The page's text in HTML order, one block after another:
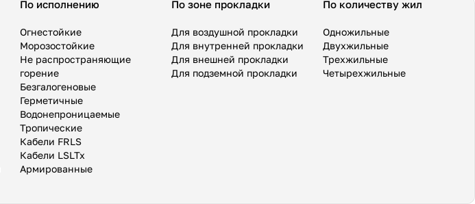
По исполнению
Огнестойкие
Морозостойкие
Не распространяющие
горение
Безгалогеновые
Герметичные
Водонепроницаемые
Тропические
Кабели FRLS
Кабели LSLTx
Армированные
По зоне прокладки
Для воздушной прокладки
Для внутренней прокладки
Для внешней прокладки
Для подземной прокладки
По количеству жил
Одножильные
Двухжильные
Трехжильные
Четырехжильные